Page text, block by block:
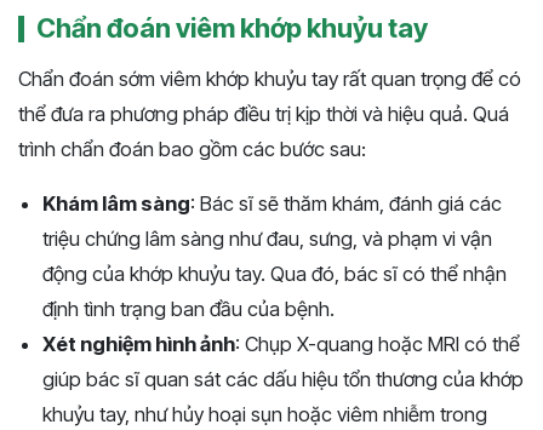
Chẩn đoán viêm khớp khuỷu tay
Chẩn đoán sớm viêm khớp khuỷu tay rất quan trọng để có
thể đưa ra phương pháp điều trị kịp thời và hiệu quả. Quá
trình chẩn đoán bao gồm các bước sau:
Khám lâm sàng: Bác sĩ sẽ thăm khám, đánh giá các
triệu chứng lâm sàng như đau, sưng, và phạm vi vận
động của khớp khuỷu tay. Qua đó, bác sĩ có thể nhận
định tình trạng ban đầu của bệnh.
Xét nghiệm hình ảnh: Chụp X-quang hoặc MRI có thể
giúp bác sĩ quan sát các dấu hiệu tổn thương của khớp
khuỷu tay, như hủy hoại sụn hoặc viêm nhiễm trong